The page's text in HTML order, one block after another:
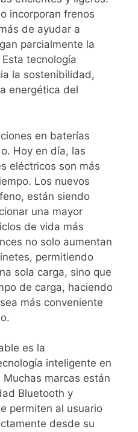
incorporan frenos
de ayudar a
parcialmente la
tecnología
la sostenibilidad,
energética del
en baterías
Hoy en día, las
eléctricos son más
Los nuevos
están siendo
una mayor
de vida más
no solo aumentan
permitiendo
sola carga, sino que
de carga, haciendo
más conveniente
es la
inteligente en
marcas están
Bluetooth y
permiten al usuario
desde su